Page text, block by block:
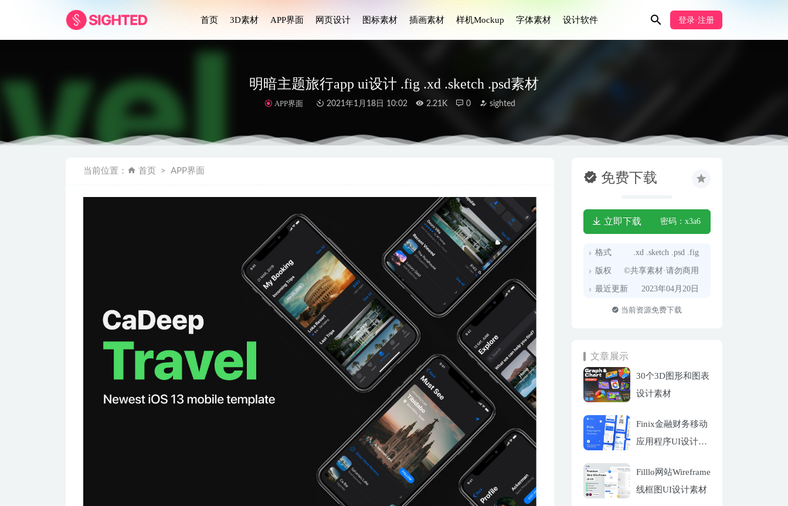
首页 3D素材 APP界面 网页设计 图标素材 插画素材 样机Mockup 字体素材 设计软件 登录·注册
明暗主题旅行app ui设计 .fig .xd .sketch .psd素材
APP界面 2021年1月18日 10:02 2.21K 0 sighted
当前位置： 首页 APP界面 免费下载
立即下载 密码：x3a6
格式 .xd .sketch .psd .fig
版权 ©共享素材·请勿商用
最近更新 2023年04月20日
当前资源免费下载
文章展示
30个3D图形和图表
设计素材
Finix金融财务移动
应用程序UI设计套
Filllo网站Wireframe
线框图UI设计素材
视频会议app ui设计 .fig .sketch .xd素材 2021-12-14
音乐类APP UI设计源文件
2400+简单线条图标设计素材